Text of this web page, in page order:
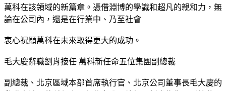
萬科在該領域的新篇章。憑借淵博的學識和超凡的親和力，無
論在公司內，還是在行業中、乃至社會
衷心祝願萬科在未來取得更大的成功。
毛大慶辭職劉肖接任 萬科新任命五位集團副總裁
副總裁、北京區域本部首席執行官、北京公司董事長毛大慶的